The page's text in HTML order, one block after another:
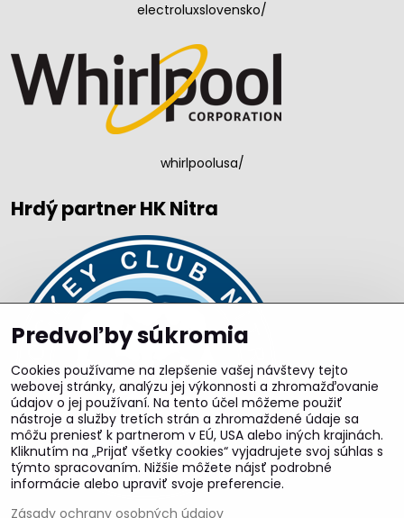
electroluxslovensko/
whirlpoolusa/
Hrdý partner HK Nitra
Predvoľby súkromia
Cookies používame na zlepšenie vašej návštevy tejto
webovej stránky, analýzu jej výkonnosti a zhromažďovanie
údajov o jej používaní. Na tento účel môžeme použiť
nástroje a služby tretích strán a zhromaždené údaje sa
môžu preniesť k partnerom v EÚ, USA alebo iných krajinách.
Kliknutím na „Prijať všetky cookies“ vyjadrujete svoj súhlas s
týmto spracovaním. Nižšie môžete nájsť podrobné
informácie alebo upraviť svoje preferencie.
Zásady ochrany osobných údajov